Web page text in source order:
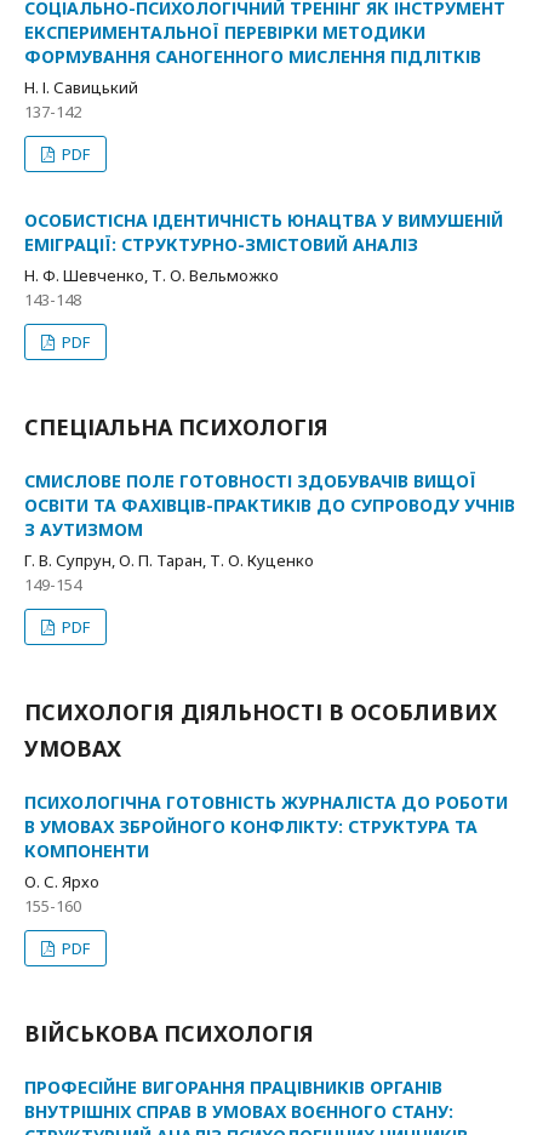
СОЦІАЛЬНО-ПСИХОЛОГІЧНИЙ ТРЕНІНГ ЯК ІНСТРУМЕНТ
ЕКСПЕРИМЕНТАЛЬНОЇ ПЕРЕВІРКИ МЕТОДИКИ
ФОРМУВАННЯ САНОГЕННОГО МИСЛЕННЯ ПІДЛІТКІВ
Н. І. Савицький
137-142
PDF
ОСОБИСТІСНА ІДЕНТИЧНІСТЬ ЮНАЦТВА У ВИМУШЕНІЙ
ЕМІГРАЦІЇ: СТРУКТУРНО-ЗМІСТОВИЙ АНАЛІЗ
Н. Ф. Шевченко, Т. О. Вельможко
143-148
PDF
СПЕЦІАЛЬНА ПСИХОЛОГІЯ
СМИСЛОВЕ ПОЛЕ ГОТОВНОСТІ ЗДОБУВАЧІВ ВИЩОЇ
ОСВІТИ ТА ФАХІВЦІВ-ПРАКТИКІВ ДО СУПРОВОДУ УЧНІВ
З АУТИЗМОМ
Г. В. Супрун, О. П. Таран, Т. О. Куценко
149-154
PDF
ПСИХОЛОГІЯ ДІЯЛЬНОСТІ В ОСОБЛИВИХ
УМОВАХ
ПСИХОЛОГІЧНА ГОТОВНІСТЬ ЖУРНАЛІСТА ДО РОБОТИ
В УМОВАХ ЗБРОЙНОГО КОНФЛІКТУ: СТРУКТУРА ТА
КОМПОНЕНТИ
О. С. Ярхо
155-160
PDF
ВІЙСЬКОВА ПСИХОЛОГІЯ
ПРОФЕСІЙНЕ ВИГОРАННЯ ПРАЦІВНИКІВ ОРГАНІВ
ВНУТРІШНІХ СПРАВ В УМОВАХ ВОЄННОГО СТАНУ: